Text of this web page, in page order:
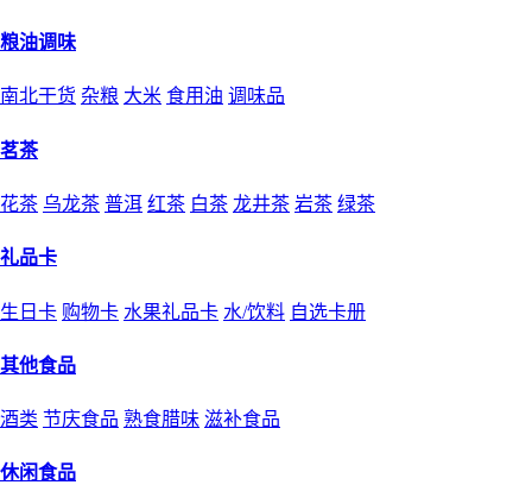
粮油调味
南北干货 杂粮 大米 食用油 调味品
茗茶
花茶 乌龙茶 普洱 红茶 白茶 龙井茶 岩茶 绿茶
礼品卡
生日卡 购物卡 水果礼品卡 水/饮料 自选卡册
其他食品
酒类 节庆食品 熟食腊味 滋补食品
休闲食品